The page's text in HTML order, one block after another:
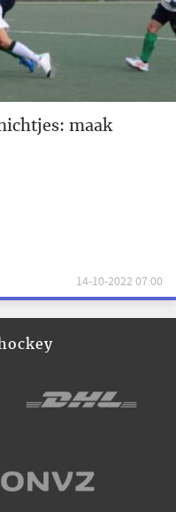
maak
14-10-2022 07:00